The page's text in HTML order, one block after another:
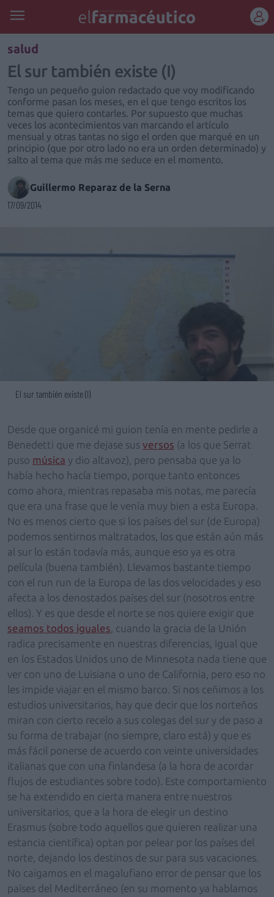
salud
El sur también existe (I)
Tengo un pequeño guion redactado que voy modificando
conforme pasan los meses, en el que tengo escritos los
temas que quiero contarles. Por supuesto que muchas
veces los acontecimientos van marcando el artículo
mensual y otras tantas no sigo el orden que marqué en un
principio (que por otro lado no era un orden determinado) y
salto al tema que más me seduce en el momento.
Guillermo Reparaz de la Serna
17/09/2014
El sur también existe (I)
Desde que organicé mi guion tenía en mente pedirle a
Benedetti que me dejase sus versos (a los que Serrat
puso música y dio altavoz), pero pensaba que ya lo
había hecho hacía tiempo, porque tanto entonces
como ahora, mientras repasaba mis notas, me parecía
que era una frase que le venía muy bien a esta Europa.
No es menos cierto que si los países del sur (de Europa)
podemos sentirnos maltratados, los que están aún más
al sur lo están todavía más, aunque eso ya es otra
película (buena también). Llevamos bastante tiempo
con el run run de la Europa de las dos velocidades y eso
afecta a los denostados países del sur (nosotros entre
ellos). Y es que desde el norte se nos quiere exigir que
seamos todos iguales , cuando la gracia de la Unión
radica precisamente en nuestras diferencias, igual que
en los Estados Unidos uno de Minnesota nada tiene que
ver con uno de Luisiana o uno de California, pero eso no
les impide viajar en el mismo barco. Si nos ceñimos a los
estudios universitarios, hay que decir que los norteños
miran con cierto recelo a sus colegas del sur y de paso a
su forma de trabajar (no siempre, claro está) y que es
más fácil ponerse de acuerdo con veinte universidades
italianas que con una finlandesa (a la hora de acordar
flujos de estudiantes sobre todo). Este comportamiento
se ha extendido en cierta manera entre nuestros
universitarios, que a la hora de elegir un destino
Erasmus (sobre todo aquellos que quieren realizar una
estancia científica) optan por pelear por los países del
norte, dejando los destinos de sur para sus vacaciones.
No caigamos en el magalufiano error de pensar que los
países del Mediterráneo (en su momento ya hablamos